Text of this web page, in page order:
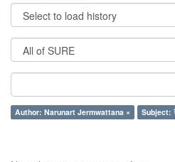
Author: Narunart Jermwattana × Subject: